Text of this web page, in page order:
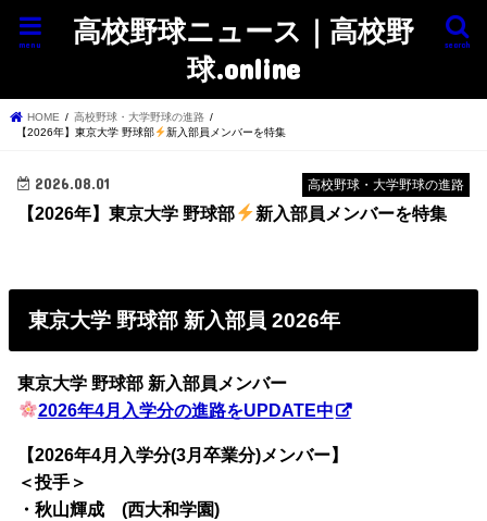
高校野球ニュース｜高校野
球.online
search
menu
HOME
高校野球・大学野球の進路
【2026年】東京大学 野球部
新入部員メンバーを特集
高校野球・大学野球の進路
2026.08.01
【2026年】東京大学 野球部 新入部員メンバーを特集
東京大学 野球部 新入部員 2026年
東京大学 野球部 新入部員メンバー
2026年4月入学分の進路をUPDATE中
【2026年4月入学分(3月卒業分)メンバー】
＜投手＞
・秋山輝成 (西大和学園)